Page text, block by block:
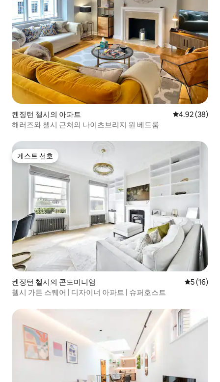
켄징턴 첼시의 아파트 평점 4.92점(5
4.92 (38)
해러즈와 첼시 근처의 나이츠브리지 원 베드룸
게스트 선호
게스트 선호
켄징턴 첼시의 콘도미니엄 평점 5점
5 (16)
첼시 가든 스퀘어 | 디자이너 아파트 | 슈퍼호스트